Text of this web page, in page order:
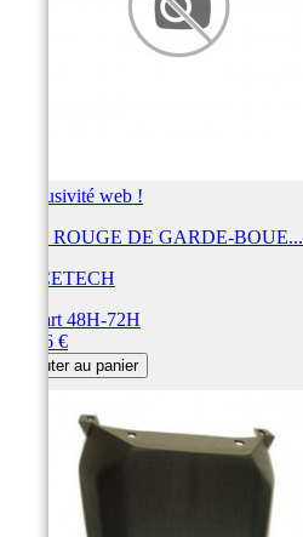
Exclusivité web !
LED ROUGE DE GARDE-BOUE...
RACETECH
Départ 48H-72H
25,76 €
Ajouter au panier